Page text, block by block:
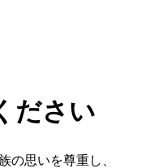
ださい
の思いを尊重し、